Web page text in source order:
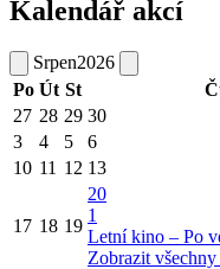
Kalendář akcí
Srpen2026
Po Út St
27 28 29 30
3
4 5 6
10 11 12 13
17 18 19
20
1
Letní kino – Po
Zobrazit